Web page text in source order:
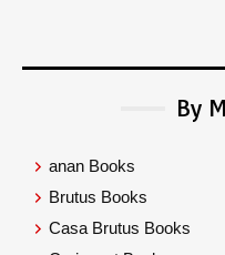
By
anan Books
Brutus Books
Casa Brutus Books